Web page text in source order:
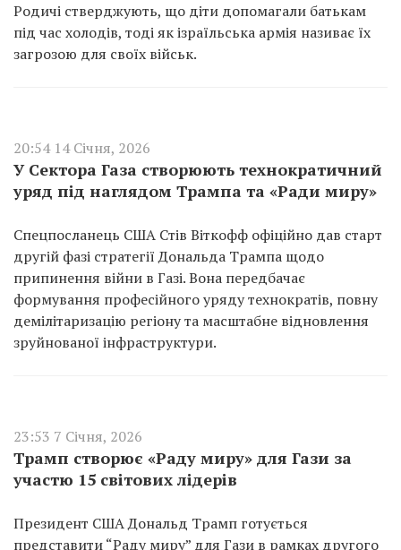
Родичі стверджують, що діти допомагали батькам
під час холодів, тоді як ізраїльська армія називає їх
загрозою для своїх військ.
20:54 14 Січня, 2026
У Сектора Газа створюють технократичний
уряд під наглядом Трампа та «Ради миру»
Спецпосланець США Стів Віткофф офіційно дав старт
другій фазі стратегії Дональда Трампа щодо
припинення війни в Газі. Вона передбачає
формування професійного уряду технократів, повну
демілітаризацію регіону та масштабне відновлення
зруйнованої інфраструктури.
23:53 7 Січня, 2026
Трамп створює «Раду миру» для Гази за
участю 15 світових лідерів
Президент США Дональд Трамп готується
представити “Раду миру” для Гази в рамках другого